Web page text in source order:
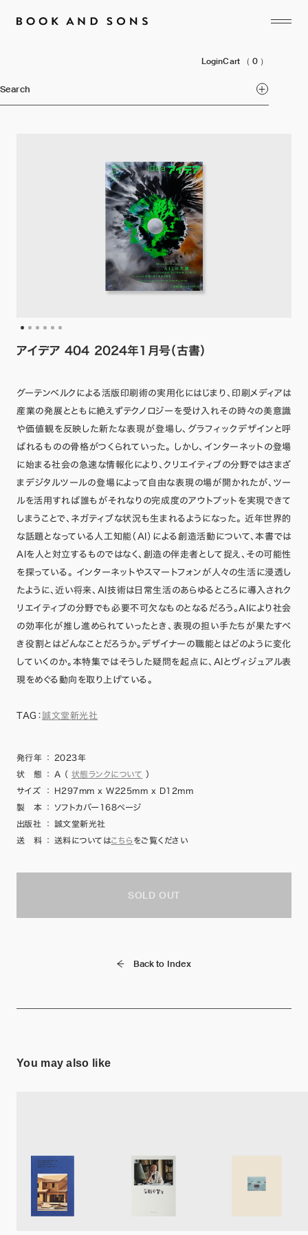
LoginCart （ 0 ）
Search
アイデア 404 2024年1月号（古書）
グーテンベルクによる活版印刷術の実用化にはじまり、印刷メディアは
産業の発展とともに絶えずテクノロジーを受け入れその時々の美意識
や価値観を反映した新たな表現が登場し、グラフィックデザインと呼
ばれるものの骨格がつくられていった。 しかし、インターネットの登場
に始まる社会の急速な情報化により、クリエイティブの分野ではさまざ
まデジタルツールの登場によって自由な表現の場が開かれたが、ツー
ルを活用すれば誰もがそれなりの完成度のアウトプットを実現できて
しまうことで、ネガティブな状況も生まれるようになった。 近年世界的
な話題となっている人工知能（AI）による創造活動について、本書では
AIを人と対立するものではなく、創造の伴走者として捉え、その可能性
を探っている。 インターネットやスマートフォンが人々の生活に浸透し
たように、近い将来、AI技術は日常生活のあらゆるところに導入されク
リエイティブの分野でも必要不可欠なものとなるだろう。AIにより社会
の効率化が推し進められていったとき、表現の担い手たちが果たすべ
き役割とはどんなことだろうか。デザイナーの職能とはどのように変化
していくのか。本特集ではそうした疑問を起点に、AIとヴィジュアル表
現をめぐる動向を取り上げている。
TAG：誠文堂新光社
発行年 ：
2023年
状 態
： A （ 状態ランクについて ）
サイズ
：
H297mm x W225mm x D12mm
製 本
：
ソフトカバー168ページ
出版社
：
誠文堂新光社
送 料
： 送料についてはこちら をご覧ください
SOLD OUT
Back to Index
You may also like